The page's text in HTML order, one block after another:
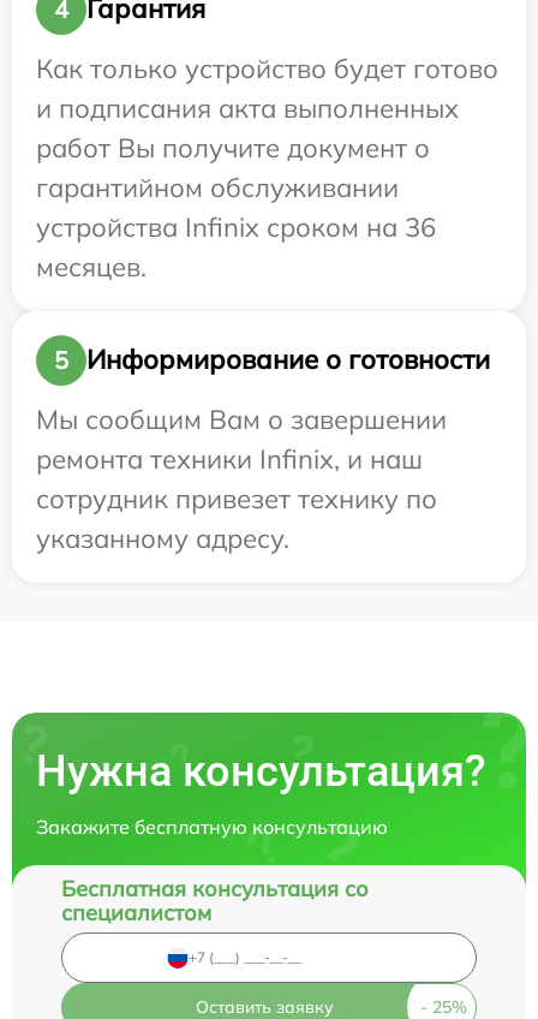
4
Гарантия
Как только устройство будет готово
и подписания акта выполненных
работ Вы получите документ о
гарантийном обслуживании
устройства Infinix сроком на 36
месяцев.
5
Информирование о готовности
Мы сообщим Вам о завершении
ремонта техники Infinix, и наш
сотрудник привезет технику по
указанному адресу.
Нужна консультация?
Закажите бесплатную консультацию
Бесплатная консультация со
специалистом
Оставить заявку